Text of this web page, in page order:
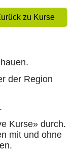
zu Kurse
der Region
Kurse» durch.
mit und ohne